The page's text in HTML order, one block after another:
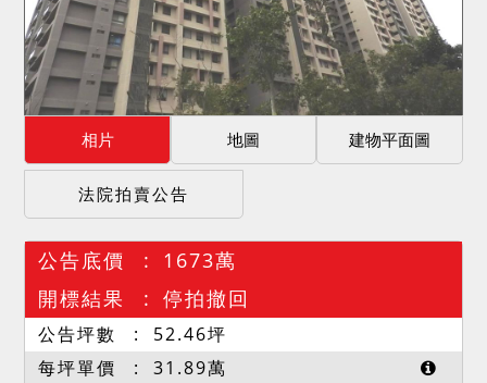
相片 地圖 建物平面圖
法院拍賣公告
公告底價
1673萬
開標結果
停拍撤回
公告坪數 52.46坪
每坪單價
31.89萬